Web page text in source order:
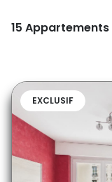
15 Appartements
EXCLUSIF